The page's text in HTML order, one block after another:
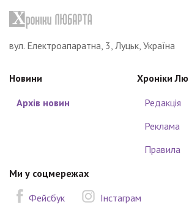
вул. Електроапаратна, 3, Луцьк, Україна
Новини
Архів новин
Хроніки
Редакція
Реклама
Правила
Ми у соцмережах
Фейсбук
Інстаграм